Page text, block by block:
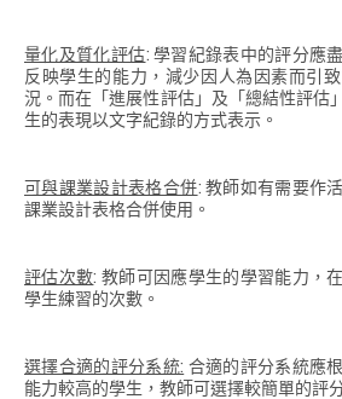
量化及質化評估: 學習紀錄表中的評分應
反映學生的能力，減少因人為因素而引
況。而在「進展性評估」及「總結性評估
生的表現以文字紀錄的方式表示。
可與課業設計表格合併: 教師如有需要作
課業設計表格合併使用。
評估次數: 教師可因應學生的學習能力，
學生練習的次數。
選擇合適的評分系統: 合適的評分系統應
能力較高的學生，教師可選擇較簡單的評